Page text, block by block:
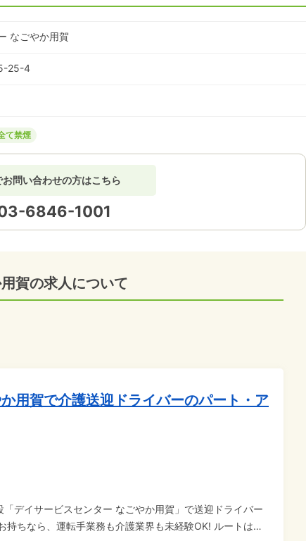
なごやか用賀
25-4
て禁煙
お問い合わせの方はこちら
6846-1001
賀の求人について
用賀で介護送迎ドライバーのパート・ア
デイサービスセンター なごやか用賀」で送迎ドライバー